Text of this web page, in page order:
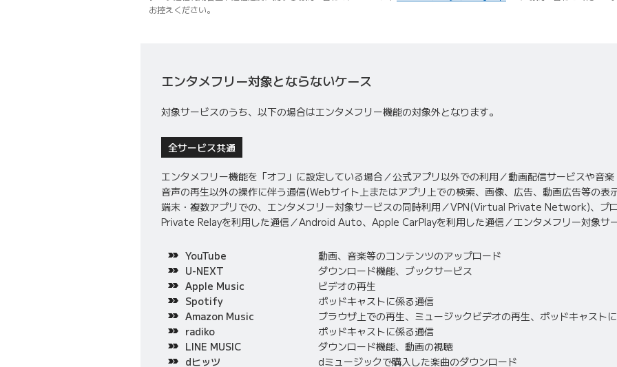
お控えください。
エンタメフリー対象とならないケース
対象サービスのうち、以下の場合はエンタメフリー機能の対象外となります。
全サービス共通
エンタメフリー機能を「オフ」に設定している場合／公式アプリ以外での利用／動画配信サービスや音
音声の再生以外の操作に伴う通信(Webサイト上またはアプリ上での検索、画像、広告、動画広告等の表
端末・複数アプリでの、エンタメフリー対象サービスの同時利用／VPN(Virtual Private Network)、プ
Private Relayを利用した通信／Android Auto、Apple CarPlayを利用した通信／エンタメフリー対象サ
YouTube
動画、音楽等のコンテンツのアップロード
U-NEXT
ダウンロード機能、ブックサービス
Apple Music
ビデオの再生
Spotify
ポッドキャストに係る通信
Amazon Music
ブラウザ上での再生、ミュージックビデオの再生、ポッドキャスト
radiko
ポッドキャストに係る通信
LINE MUSIC
ダウンロード機能、動画の視聴
dヒッツ
dミュージックで購入した楽曲のダウンロード